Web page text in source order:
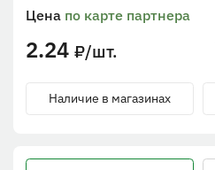
Цена по карте партнера
2.24 ₽/шт.
Наличие в магазинах